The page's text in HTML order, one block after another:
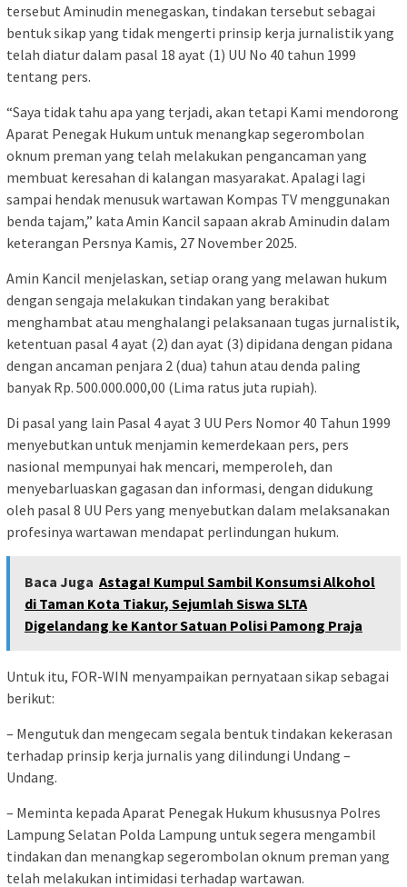
tersebut Aminudin menegaskan, tindakan tersebut sebagai
bentuk sikap yang tidak mengerti prinsip kerja jurnalistik yang
telah diatur dalam pasal 18 ayat (1) UU No 40 tahun 1999
tentang pers.
“Saya tidak tahu apa yang terjadi, akan tetapi Kami mendorong
Aparat Penegak Hukum untuk menangkap segerombolan
oknum preman yang telah melakukan pengancaman yang
membuat keresahan di kalangan masyarakat. Apalagi lagi
sampai hendak menusuk wartawan Kompas TV menggunakan
benda tajam,” kata Amin Kancil sapaan akrab Aminudin dalam
keterangan Persnya Kamis, 27 November 2025.
Amin Kancil menjelaskan, setiap orang yang melawan hukum
dengan sengaja melakukan tindakan yang berakibat
menghambat atau menghalangi pelaksanaan tugas jurnalistik,
ketentuan pasal 4 ayat (2) dan ayat (3) dipidana dengan pidana
dengan ancaman penjara 2 (dua) tahun atau denda paling
banyak Rp. 500.000.000,00 (Lima ratus juta rupiah).
Di pasal yang lain Pasal 4 ayat 3 UU Pers Nomor 40 Tahun 1999
menyebutkan untuk menjamin kemerdekaan pers, pers
nasional mempunyai hak mencari, memperoleh, dan
menyebarluaskan gagasan dan informasi, dengan didukung
oleh pasal 8 UU Pers yang menyebutkan dalam melaksanakan
profesinya wartawan mendapat perlindungan hukum.
Baca Juga Astaga! Kumpul Sambil Konsumsi Alkohol
di Taman Kota Tiakur, Sejumlah Siswa SLTA
Digelandang ke Kantor Satuan Polisi Pamong Praja
Untuk itu, FOR-WIN menyampaikan pernyataan sikap sebagai
berikut:
– Mengutuk dan mengecam segala bentuk tindakan kekerasan
terhadap prinsip kerja jurnalis yang dilindungi Undang –
Undang.
– Meminta kepada Aparat Penegak Hukum khususnya Polres
Lampung Selatan Polda Lampung untuk segera mengambil
tindakan dan menangkap segerombolan oknum preman yang
telah melakukan intimidasi terhadap wartawan.